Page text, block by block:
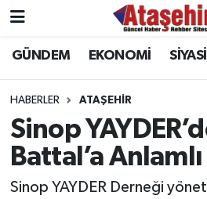
GÜNDEM EKONOMİ SİYASİ
HABERLER ATAŞEHİR
Sinop
Battal’a
Sinop YAYDER Derneği
Hava Durumu
Trafik Durumu
Süper Lig Puan Durumu ve
Tüm Manşetler